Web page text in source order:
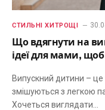
СТИЛЬНІ ХИТРОЩІ
Що вдягнути на
ідеї для мами,
Випускний дитини – це
змішуються з легкою
Хочеться виглядати…